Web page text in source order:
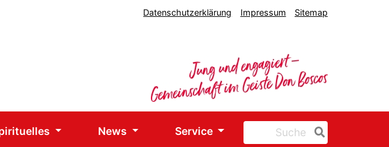
Datenschutzerklärung Impressum Sitemap
News Service